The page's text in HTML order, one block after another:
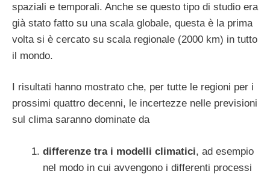
spaziali e temporali. Anche se questo tipo di studio era
già stato fatto su una scala globale, questa è la prima
volta si è cercato su scala regionale (2000 km) in tutto
il mondo.
I risultati hanno mostrato che, per tutte le regioni per i
prossimi quattro decenni, le incertezze nelle previsioni
sul clima saranno dominate da
differenze tra i modelli climatici, ad esempio
nel modo in cui avvengono i differenti processi